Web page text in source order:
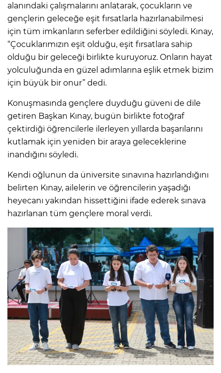
alanındaki çalışmalarını anlatarak, çocukların ve
gençlerin geleceğe eşit fırsatlarla hazırlanabilmesi
için tüm imkanların seferber edildiğini söyledi. Kınay,
“Çocuklarımızın eşit olduğu, eşit fırsatlara sahip
olduğu bir geleceği birlikte kuruyoruz. Onların hayat
yolculuğunda en güzel adımlarına eşlik etmek bizim
için büyük bir onur” dedi.
Konuşmasında gençlere duyduğu güveni de dile
getiren Başkan Kınay, bugün birlikte fotoğraf
çektirdiği öğrencilerle ilerleyen yıllarda başarılarını
kutlamak için yeniden bir araya geleceklerine
inandığını söyledi.
Kendi oğlunun da üniversite sınavına hazırlandığını
belirten Kınay, ailelerin ve öğrencilerin yaşadığı
heyecanı yakından hissettiğini ifade ederek sınava
hazırlanan tüm gençlere moral verdi.